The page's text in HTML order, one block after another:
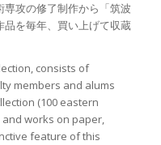
攻の修了制作から「筑波
を毎年、買い上げて収蔵
consists of
members and alums
(100 eastern
works on paper,
feature of this